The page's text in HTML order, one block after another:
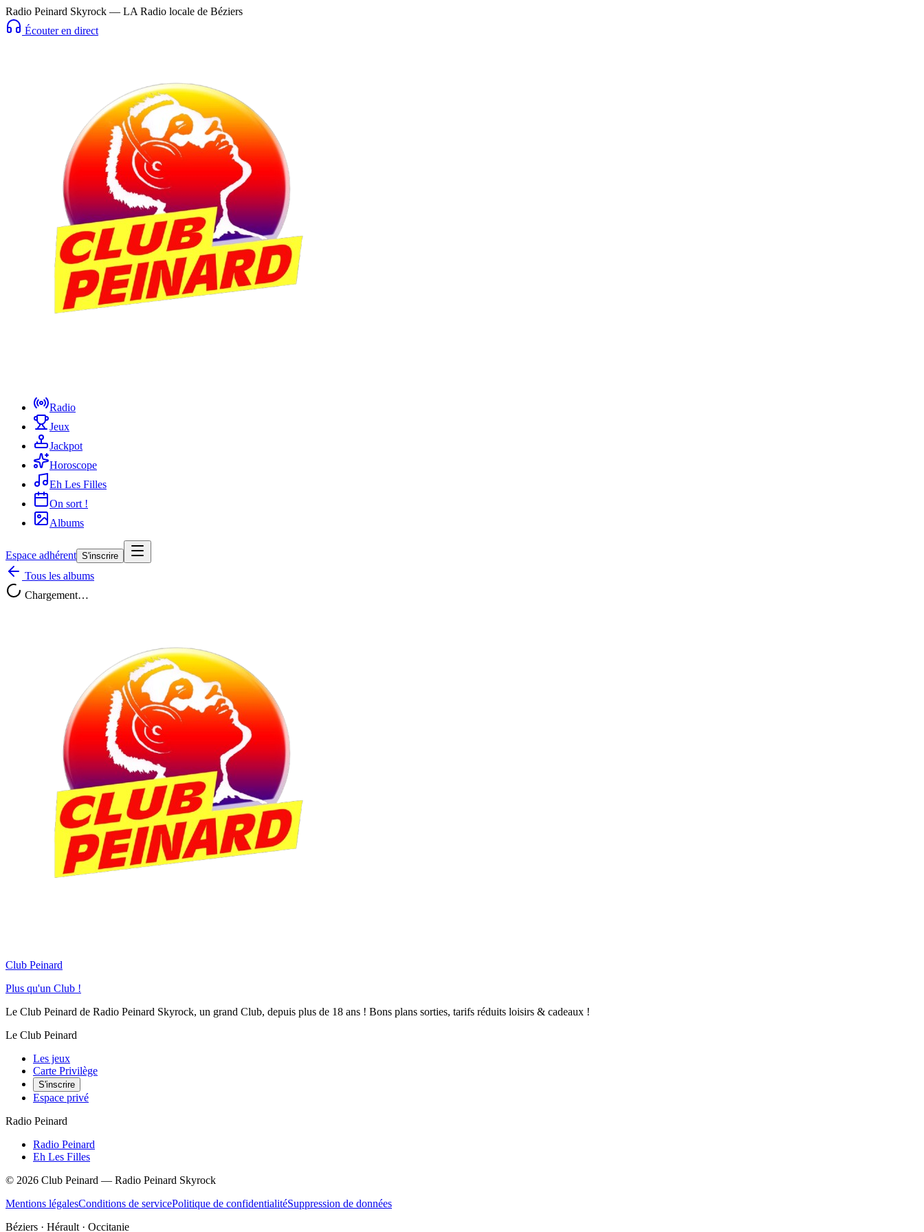
Radio Peinard Skyrock — LA Radio locale de Béziers
Écouter en direct
Radio
Jeux
Jackpot
Horoscope
Eh Les Filles
On sort !
Albums
Espace adhérent S'inscrire
Tous les albums
Chargement…
Club Peinard
Plus qu'un Club !
Le Club Peinard de Radio Peinard Skyrock, un grand Club, depuis plus de 18 ans ! Bons plans sorties, tarifs réduits loisirs & cadeaux !
Le Club Peinard
Les jeux
Carte Privilège
S'inscrire
Espace privé
Radio Peinard
Radio Peinard
Eh Les Filles
© 2026 Club Peinard — Radio Peinard Skyrock
Mentions légalesConditions de servicePolitique de confidentialitéSuppression de données
Béziers · Hérault · Occitanie